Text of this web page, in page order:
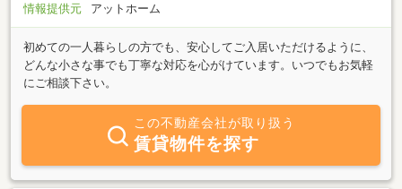
情報提供元
アットホーム
初めての一人暮らしの方でも、安心してご入居いただけるように、
どんな小さな事でも丁寧な対応を心がけています。いつでもお気軽
にご相談下さい。
この不動産会社が取り扱う
賃貸物件を探す